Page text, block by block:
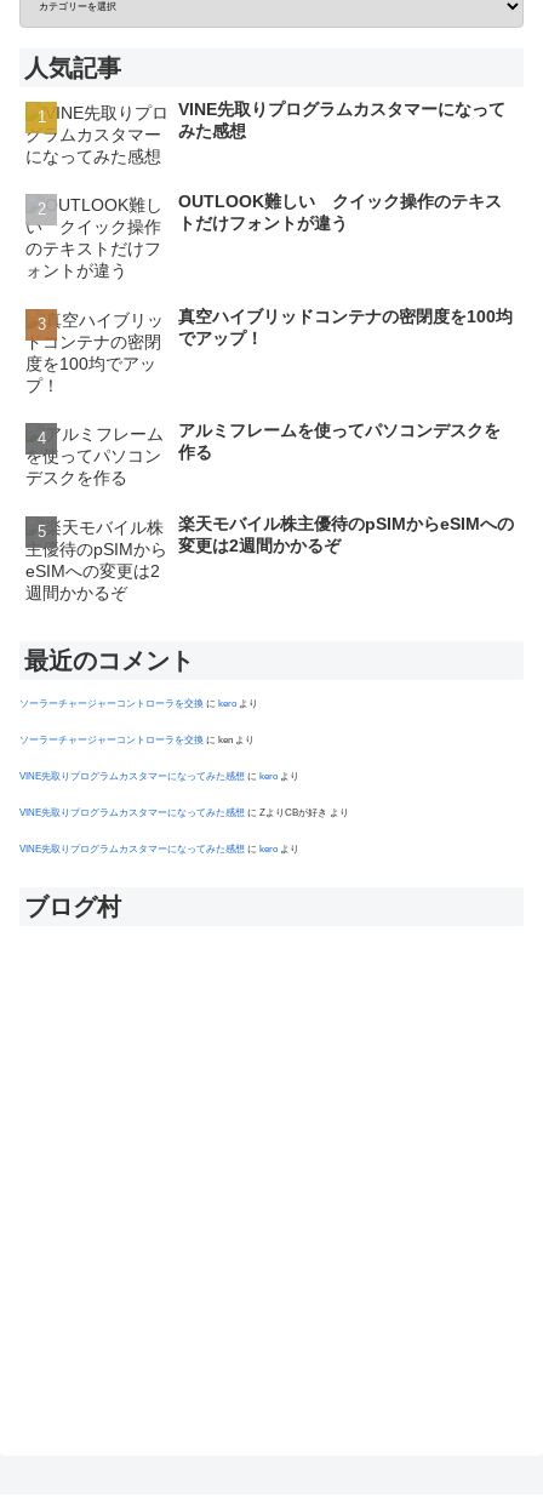
人気記事
VINE先取りプログラムカスタマーになって
みた感想
OUTLOOK難しい クイック操作のテキス
トだけフォントが違う
真空ハイブリッドコンテナの密閉度を100均
でアップ！
アルミフレームを使ってパソコンデスクを
作る
楽天モバイル株主優待のpSIMからeSIMへの
変更は2週間かかるぞ
最近のコメント
ソーラーチャージャーコントローラを交換 に kero より
ソーラーチャージャーコントローラを交換 に ken より
VINE先取りプログラムカスタマーになってみた感想 に kero より
VINE先取りプログラムカスタマーになってみた感想 に ZよりCBが好き より
VINE先取りプログラムカスタマーになってみた感想 に kero より
ブログ村